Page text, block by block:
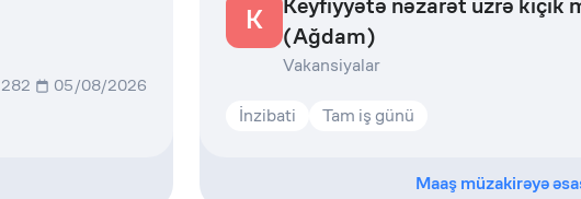
282 05/08/2026
K
Keyfiyyətə nəzarət üzrə kiçik
(Ağdam)
Vakansiyalar
İnzibati Tam iş günü
Maaş müzakirəyə